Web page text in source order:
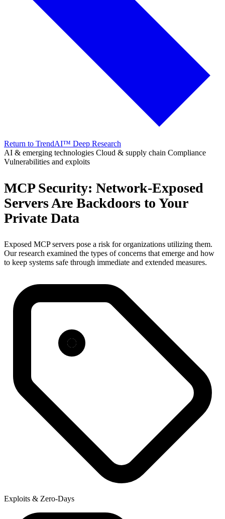
Return to TrendAI™ Deep Research
AI & emerging technologies Cloud & supply chain Compliance
Vulnerabilities and exploits
MCP Security: Network-Exposed
Servers Are Backdoors to Your
Private Data
Exposed MCP servers pose a risk for organizations utilizing them.
Our research examined the types of concerns that emerge and how
to keep systems safe through immediate and extended measures.
Exploits & Zero-Days